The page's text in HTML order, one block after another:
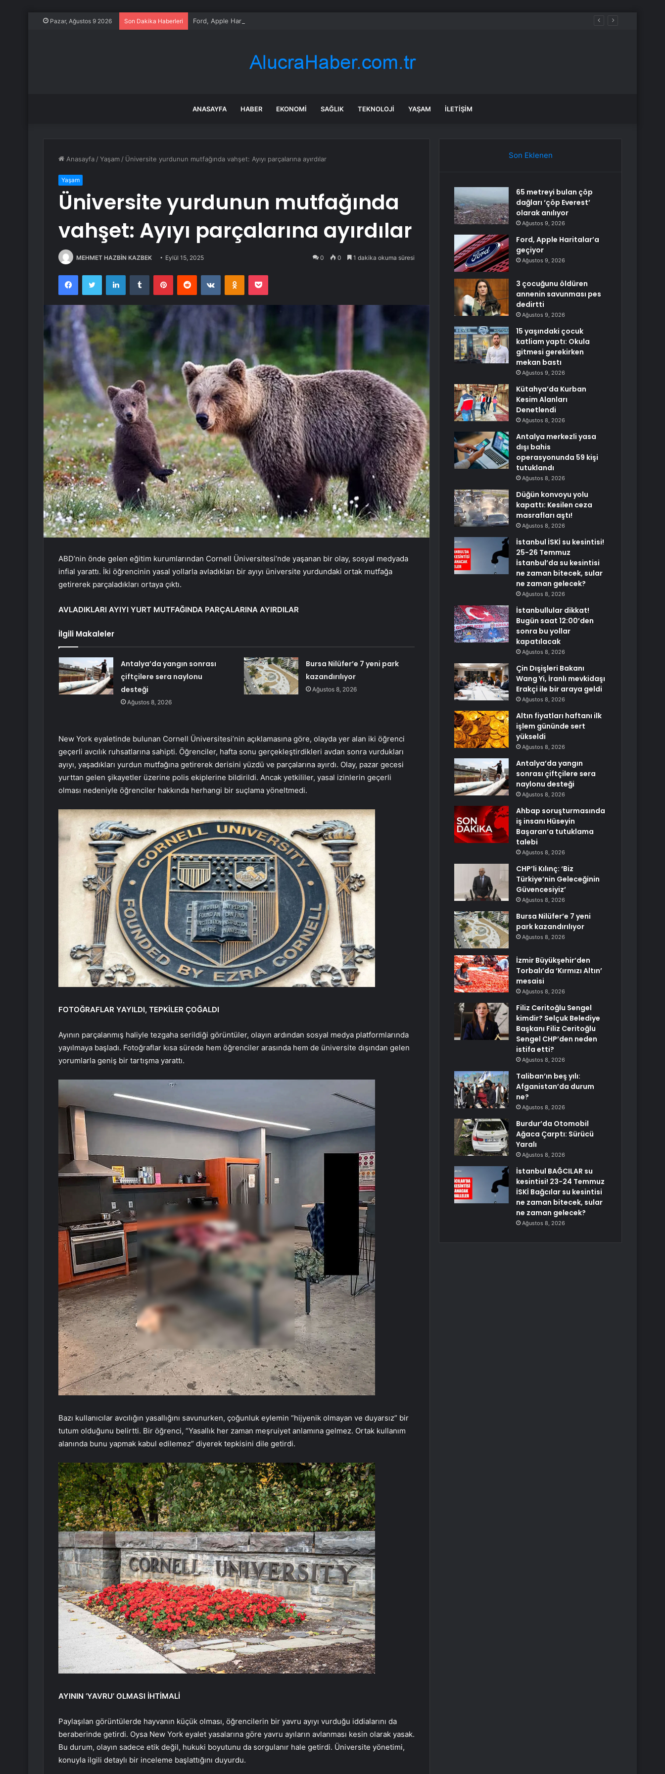
Pazar, Ağustos 9 2026 Son Dakika Haberleri Ford, Apple Haritalar’a geçiyor
ANASAYFA HABER EKONOMI SAĞLIK TEKNOLOJI YAŞAM İLETIŞIM
Anasayfa /Yaşam / Üniversite yurdunun mutfağında vahşet: Ayıyı parçalarına ayırdılar
Yaşam
Üniversite yurdunun mutfağında
vahşet: Ayıyı parçalarına ayırdılar
MEHMET HAZBİN KAZBEK Eylül 15, 2025 0 0 1 dakika okuma süresi
FacebookTwitter LinkedInTumblr PinterestReddit VKontakteOdnoklassniki
Pocket
ABD’nin önde gelen eğitim kurumlarından Cornell Üniversitesi’nde yaşanan bir olay, sosyal medyada
infial yarattı. İki öğrencinin yasal yollarla avladıkları bir ayıyı üniversite yurdundaki ortak mutfağa
getirerek parçaladıkları ortaya çıktı.
AVLADIKLARI AYIYI YURT MUTFAĞINDA PARÇALARINA AYIRDILAR
İlgili Makaleler
Antalya’da yangın sonrası
çiftçilere sera naylonu
desteği
Ağustos 8, 2026
Bursa Nilüfer’e 7 yeni park
kazandırılıyor
Ağustos 8, 2026
New York eyaletinde bulunan Cornell Üniversitesi’nin açıklamasına göre, olayda yer alan iki öğrenci
geçerli avcılık ruhsatlarına sahipti. Öğrenciler, hafta sonu gerçekleştirdikleri avdan sonra vurdukları
ayıyı, yaşadıkları yurdun mutfağına getirerek derisini yüzdü ve parçalarına ayırdı. Olay, pazar gecesi
yurttan gelen şikayetler üzerine polis ekiplerine bildirildi. Ancak yetkililer, yasal izinlerin geçerli
olması nedeniyle öğrenciler hakkında herhangi bir suçlama yöneltmedi.
FOTOĞRAFLAR YAYILDI, TEPKİLER ÇOĞALDI
Ayının parçalanmış haliyle tezgaha serildiği görüntüler, olayın ardından sosyal medya platformlarında
yayılmaya başladı. Fotoğraflar kısa sürede hem öğrenciler arasında hem de üniversite dışından gelen
yorumlarla geniş bir tartışma yarattı.
Bazı kullanıcılar avcılığın yasallığını savunurken, çoğunluk eylemin “hijyenik olmayan ve duyarsız” bir
tutum olduğunu belirtti. Bir öğrenci, “Yasallık her zaman meşruiyet anlamına gelmez. Ortak kullanım
alanında bunu yapmak kabul edilemez” diyerek tepkisini dile getirdi.
AYININ ‘YAVRU’ OLMASI İHTİMALİ
Paylaşılan görüntülerde hayvanın küçük olması, öğrencilerin bir yavru ayıyı vurduğu iddialarını da
beraberinde getirdi. Oysa New York eyalet yasalarına göre yavru ayıların avlanması kesin olarak yasak.
Bu durum, olayın sadece etik değil, hukuki boyutunu da sorgulanır hale getirdi. Üniversite yönetimi,
konuyla ilgili detaylı bir inceleme başlattığını duyurdu.
Son Eklenen
65 metreyi bulan çöp
dağları ‘çöp Everest’
olarak anılıyor
Ağustos 9, 2026
Ford, Apple Haritalar’a
geçiyor
Ağustos 9, 2026
3 çocuğunu öldüren
annenin savunması pes
dedirtti
Ağustos 9, 2026
15 yaşındaki çocuk
katliam yaptı: Okula
gitmesi gerekirken
mekan bastı
Ağustos 9, 2026
Kütahya’da Kurban
Kesim Alanları
Denetlendi
Ağustos 8, 2026
Antalya merkezli yasa
dışı bahis
operasyonunda 59 kişi
tutuklandı
Ağustos 8, 2026
Düğün konvoyu yolu
kapattı: Kesilen ceza
masrafları aştı!
Ağustos 8, 2026
İstanbul İSKİ su kesintisi!
25-26 Temmuz
İstanbul’da su kesintisi
ne zaman bitecek, sular
ne zaman gelecek?
Ağustos 8, 2026
İstanbullular dikkat!
Bugün saat 12:00’den
sonra bu yollar
kapatılacak
Ağustos 8, 2026
Çin Dışişleri Bakanı
Wang Yi, İranlı mevkidaşı
Erakçi ile bir araya geldi
Ağustos 8, 2026
Altın fiyatları haftanı ilk
işlem gününde sert
yükseldi
Ağustos 8, 2026
Antalya’da yangın
sonrası çiftçilere sera
naylonu desteği
Ağustos 8, 2026
Ahbap soruşturmasında
iş insanı Hüseyin
Başaran’a tutuklama
talebi
Ağustos 8, 2026
CHP’li Kılınç: ‘Biz
Türkiye’nin Geleceğinin
Güvencesiyiz’
Ağustos 8, 2026
Bursa Nilüfer’e 7 yeni
park kazandırılıyor
Ağustos 8, 2026
İzmir Büyükşehir’den
Torbalı’da ‘Kırmızı Altın’
mesaisi
Ağustos 8, 2026
Filiz Ceritoğlu Sengel
kimdir? Selçuk Belediye
Başkanı Filiz Ceritoğlu
Sengel CHP’den neden
istifa etti?
Ağustos 8, 2026
Taliban’ın beş yılı:
Afganistan’da durum
ne?
Ağustos 8, 2026
Burdur’da Otomobil
Ağaca Çarptı: Sürücü
Yaralı
Ağustos 8, 2026
İstanbul BAĞCILAR su
kesintisi! 23-24 Temmuz
İSKİ Bağcılar su kesintisi
ne zaman bitecek, sular
ne zaman gelecek?
Ağustos 8, 2026